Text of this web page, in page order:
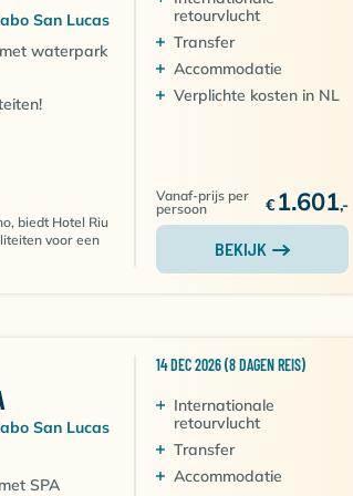
een advanced brevet.
San José del Cabo, een kleine sfeervolle
over een prachtige plein,
kleine hotels tot grote luxe all
liveaboard
Cabo San Lucas. Cabo San
barretjes. Buiten de haven tref je
Rondom de haven liggen de
vertrekken ook de liveaboard boten
mooie wandeling naar een uniek
San Lucas
waterpark
biedt Hotel Riu
voor een
retourvlucht
Transfer
Accommodatie
Verplichte kosten in NL
Vanaf-prijs per
persoon
€ 1.601,-
BEKIJK
San Lucas
SPA
14 DEC 2026 (8 DAGEN REIS)
Internationale
retourvlucht
Transfer
Accommodatie